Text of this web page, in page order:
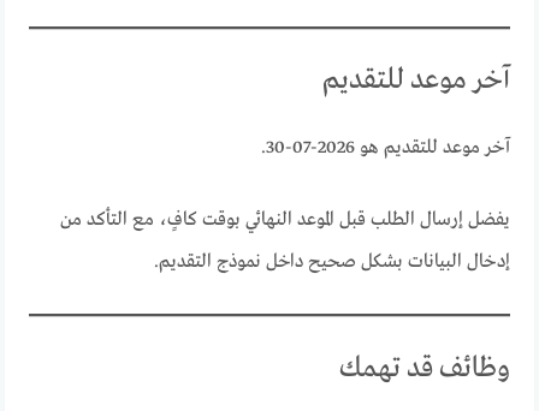
آخر موعد للتقديم
آخر موعد للتقديم هو 2026-07-30.
يفضل إرسال الطلب قبل الموعد النهائي بوقت كافٍ، مع التأكد من
إدخال البيانات بشكل صحيح داخل نموذج التقديم.
وظائف قد تهمك